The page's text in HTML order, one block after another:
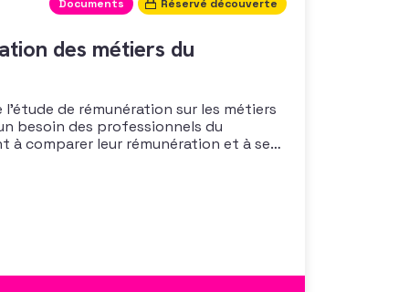
Documents Réservé découverte
des métiers du
de rémunération sur les métiers
besoin des professionnels du
à comparer leur rémunération et à se